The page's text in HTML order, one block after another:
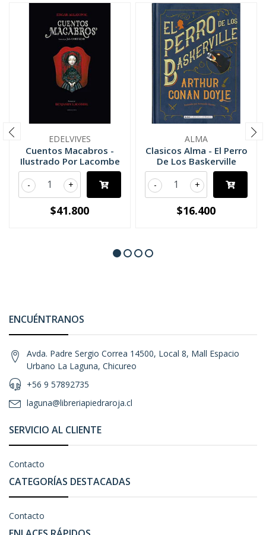
EDELVIVES
Cuentos Macabros -
Ilustrado Por Lacombe
+
-
$41.800
ALMA
Clasicos Alma - El Perro
De Los Baskerville
+
-
$16.400
ENCUÉNTRANOS
Avda. Padre Sergio Correa 14500, Local 8, Mall Espacio
Urbano La Laguna, Chicureo
+56 9 57892735
laguna@libreriapiedraroja.cl
SERVICIO AL CLIENTE
Contacto
CATEGORÍAS DESTACADAS
Contacto